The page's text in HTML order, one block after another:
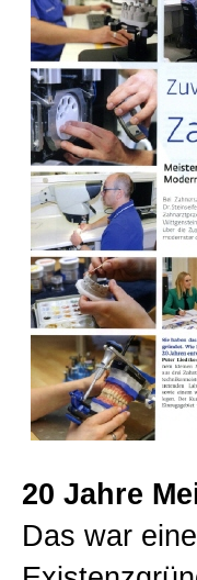
Bücher
Presse-
Kontakt
Newsletter
Allgemein
Sitemap
20 Jahre
Das war